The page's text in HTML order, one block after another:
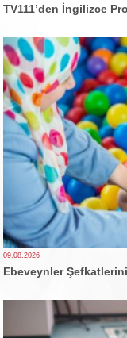
TV111’den İngilizce
09.08.2026
Ebeveynler